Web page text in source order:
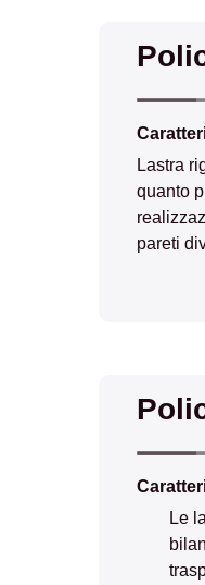
Lastra
quanto
pareti
Le